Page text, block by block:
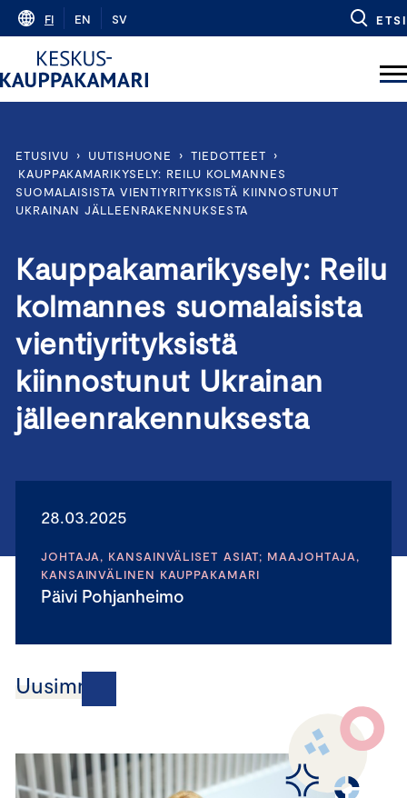
Skip
content
FI EN SV ETSI
ETUSIVU › UUTISHUONE › TIEDOTTEET
›
KAUPPAKAMARIKYSELY: REILU KOLMANNES
SUOMALAISISTA VIENTIYRITYKSISTÄ KIINNOSTUNUT
UKRAINAN JÄLLEENRAKENNUKSESTA
Kauppakamarikysely: Reilu
kolmannes suomalaisista
vientiyrityksistä
kiinnostunut Ukrainan
jälleenrakennuksesta
28.03.2025
JOHTAJA, KANSAINVÄLISET ASIAT; MAAJOHTAJA,
KANSAINVÄLINEN KAUPPAKAMARI
Päivi Pohjanheimo
Uusimmat